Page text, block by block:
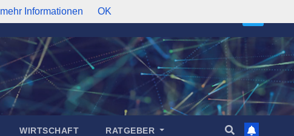
WIRTSCHAFT RATGEBER
mehr Informationen OK